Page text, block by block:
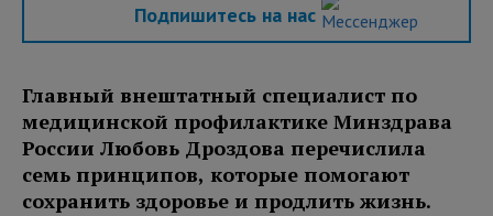
Подпишитесь на нас
Главный внештатный специалист по
медицинской профилактике Минздрава
России Любовь Дроздова перечислила
семь принципов, которые помогают
сохранить здоровье и продлить жизнь.